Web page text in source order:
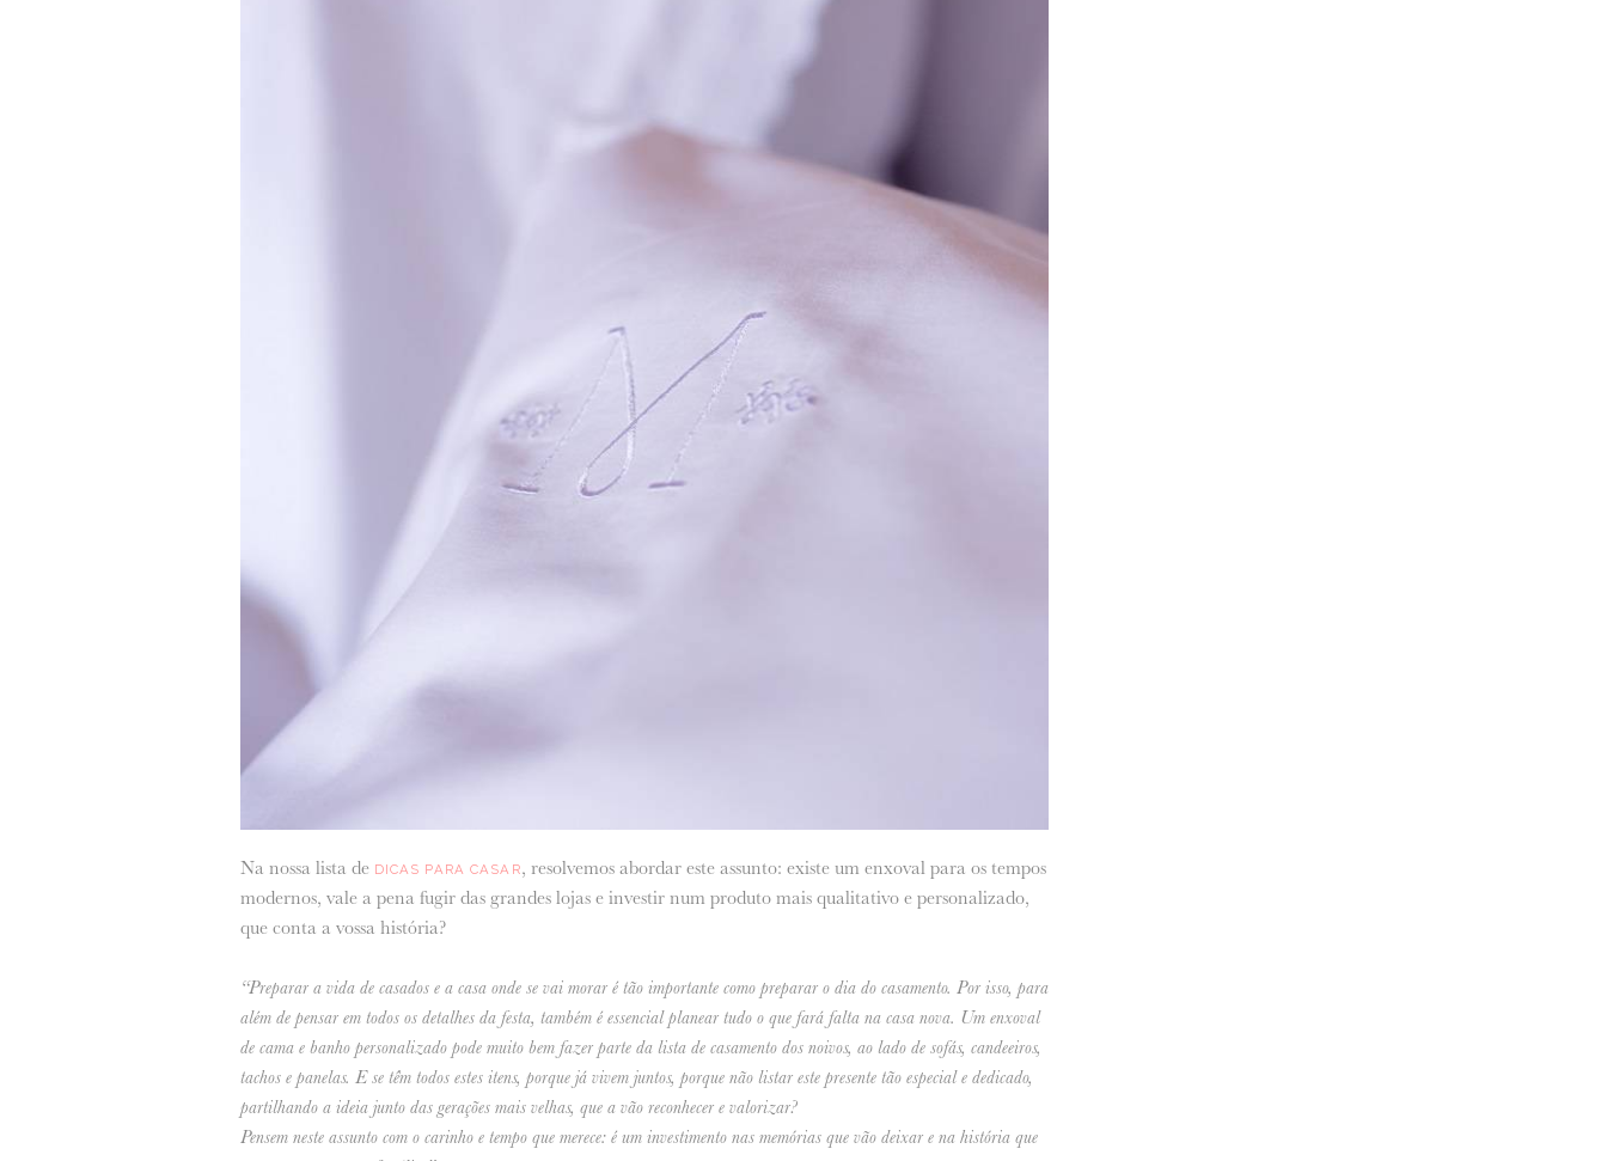
Na nossa lista de DICAS PARA CASAR, resolvemos abordar este assunto: existe um enxoval para os tempos
modernos, vale a pena fugir das grandes lojas e investir num produto mais qualitativo e personalizado,
que conta a vossa história?
“Preparar a vida de casados e a casa onde se vai morar é tão importante como preparar o dia do casamento. Por isso, para
além de pensar em todos os detalhes da festa, também é essencial planear tudo o que fará falta na casa nova. Um enxoval
de cama e banho personalizado pode muito bem fazer parte da lista de casamento dos noivos, ao lado de sofás, candeeiros,
tachos e panelas. E se têm todos estes itens, porque já vivem juntos, porque não listar este presente tão especial e dedicado,
partilhando a ideia junto das gerações mais velhas, que a vão reconhecer e valorizar?
Pensem neste assunto com o carinho e tempo que merece: é um investimento nas memórias que vão deixar e na história que